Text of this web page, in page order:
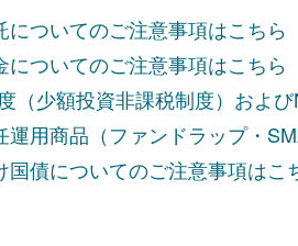
についてのご注意事項はこちら
についてのご注意事項はこちら
（少額投資非課税制度）およ
運用商品（ファンドラップ・
国債についてのご注意事項はこ